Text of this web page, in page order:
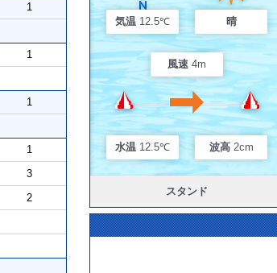
1
1
1
1
3
2
気温 12.5℃ 晴
風速 4m
水温 12.5℃ 波高 2cm
スタンド